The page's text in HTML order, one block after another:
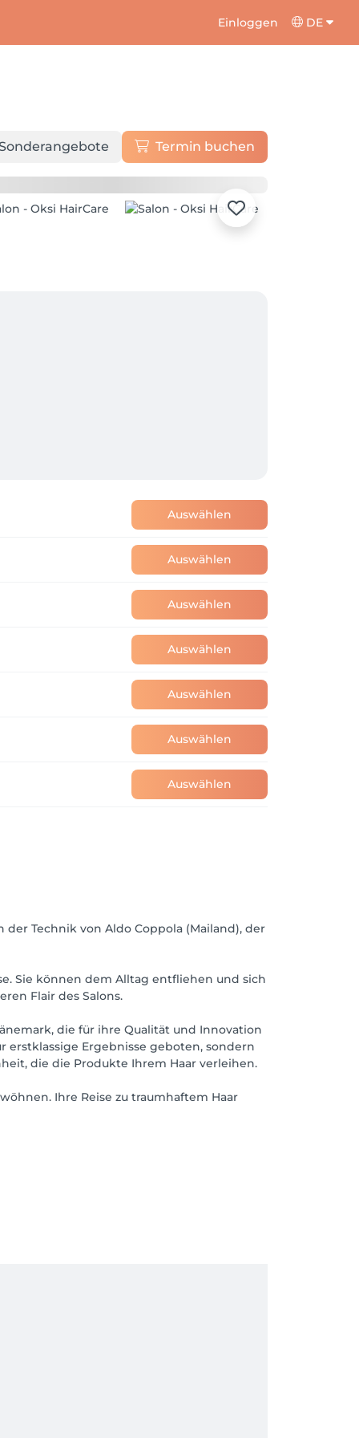
Einloggen DE
Termin buchen
Auswählen
Auswählen
Auswählen
Auswählen
Auswählen
Auswählen
Auswählen
Technik von Aldo Coppola (Mailand), der
Sie können dem Alltag entfliehen und sich
Flair des Salons.
die für ihre Qualität und Innovation
Ergebnisse geboten, sondern
die die Produkte Ihrem Haar verleihen.
Ihre Reise zu traumhaftem Haar